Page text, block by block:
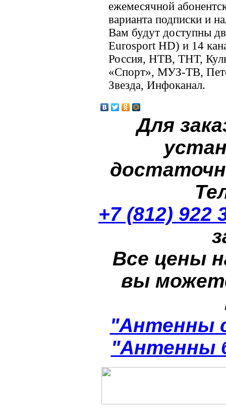
ежемесячной
варианта подписки и
Вам будут доступны
Eurosport HD) и 14
Россия, НТВ, ТНТ,
«Спорт», МУЗ-ТВ,
Звезда, Инфоканал.
Для
+7 (812) 922
Все цены
вы
"Антенны
"Антенны